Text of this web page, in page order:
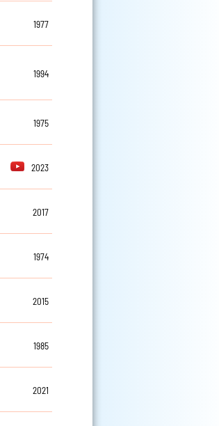
1977
1994
1975
2023
2017
1974
2015
1985
2021